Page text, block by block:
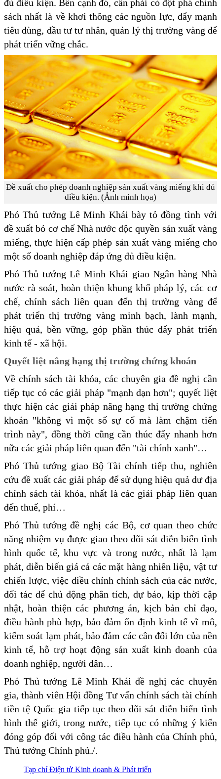
đủ điều kiện. Bên cạnh đó, cần phải có đột phá chính
sách nhất là về khơi thông các nguồn lực, đẩy mạnh
tiêu dùng, đầu tư tư nhân, quản lý thị trường vàng để
phát triển vững chắc.
Đề xuất cho phép doanh nghiệp sản xuất vàng miếng khi đủ
điều kiện. (Ảnh minh họa)
Phó Thủ tướng Lê Minh Khái bày tỏ đồng tình với
đề xuất bỏ cơ chế Nhà nước độc quyền sản xuất vàng
miếng, thực hiện cấp phép sản xuất vàng miếng cho
một số doanh nghiệp đáp ứng đủ điều kiện.
Phó Thủ tướng Lê Minh Khái giao Ngân hàng Nhà
nước rà soát, hoàn thiện khung khổ pháp lý, các cơ
chế, chính sách liên quan đến thị trường vàng để
phát triển thị trường vàng minh bạch, lành mạnh,
hiệu quả, bền vững, góp phần thúc đẩy phát triển
kinh tế - xã hội.
Quyết liệt nâng hạng thị trường chứng khoán
Về chính sách tài khóa, các chuyên gia đề nghị cần
tiếp tục có các giải pháp "mạnh dạn hơn"; quyết liệt
thực hiện các giải pháp nâng hạng thị trường chứng
khoán "không vì một số sự cố mà làm chậm tiến
trình này", đồng thời cũng cần thúc đẩy nhanh hơn
nữa các giải pháp liên quan đến "tài chính xanh"…
Phó Thủ tướng giao Bộ Tài chính tiếp thu, nghiên
cứu đề xuất các giải pháp để sử dụng hiệu quả dư địa
chính sách tài khóa, nhất là các giải pháp liên quan
đến thuế, phí…
Phó Thủ tướng đề nghị các Bộ, cơ quan theo chức
năng nhiệm vụ được giao theo dõi sát diễn biến tình
hình quốc tế, khu vực và trong nước, nhất là lạm
phát, diễn biến giá cả các mặt hàng nhiên liệu, vật tư
chiến lược, việc điều chỉnh chính sách của các nước,
đối tác để chủ động phân tích, dự báo, kịp thời cập
nhật, hoàn thiện các phương án, kịch bản chỉ đạo,
điều hành phù hợp, bảo đảm ổn định kinh tế vĩ mô,
kiểm soát lạm phát, bảo đảm các cân đối lớn của nền
kinh tế, hỗ trợ hoạt động sản xuất kinh doanh của
doanh nghiệp, người dân…
Phó Thủ tướng Lê Minh Khái đề nghị các chuyên
gia, thành viên Hội đồng Tư vấn chính sách tài chính
tiền tệ Quốc gia tiếp tục theo dõi sát diễn biến tình
hình thế giới, trong nước, tiếp tục có những ý kiến
đóng góp đối với công tác điều hành của Chính phủ,
Thủ tướng Chính phủ./.
Tạp chí Điện tử Kinh doanh & Phát triển